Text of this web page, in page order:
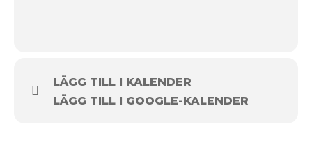
LÄGG TILL I KALENDER
LÄGG TILL I GOOGLE-KALENDER